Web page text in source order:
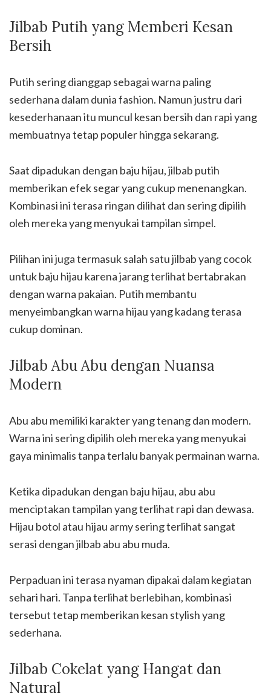
Jilbab Putih yang Memberi Kesan
Bersih
Putih sering dianggap sebagai warna paling
sederhana dalam dunia fashion. Namun justru dari
kesederhanaan itu muncul kesan bersih dan rapi yang
membuatnya tetap populer hingga sekarang.
Saat dipadukan dengan baju hijau, jilbab putih
memberikan efek segar yang cukup menenangkan.
Kombinasi ini terasa ringan dilihat dan sering dipilih
oleh mereka yang menyukai tampilan simpel.
Pilihan ini juga termasuk salah satu jilbab yang cocok
untuk baju hijau karena jarang terlihat bertabrakan
dengan warna pakaian. Putih membantu
menyeimbangkan warna hijau yang kadang terasa
cukup dominan.
Jilbab Abu Abu dengan Nuansa
Modern
Abu abu memiliki karakter yang tenang dan modern.
Warna ini sering dipilih oleh mereka yang menyukai
gaya minimalis tanpa terlalu banyak permainan warna.
Ketika dipadukan dengan baju hijau, abu abu
menciptakan tampilan yang terlihat rapi dan dewasa.
Hijau botol atau hijau army sering terlihat sangat
serasi dengan jilbab abu abu muda.
Perpaduan ini terasa nyaman dipakai dalam kegiatan
sehari hari. Tanpa terlihat berlebihan, kombinasi
tersebut tetap memberikan kesan stylish yang
sederhana.
Jilbab Cokelat yang Hangat dan
Natural